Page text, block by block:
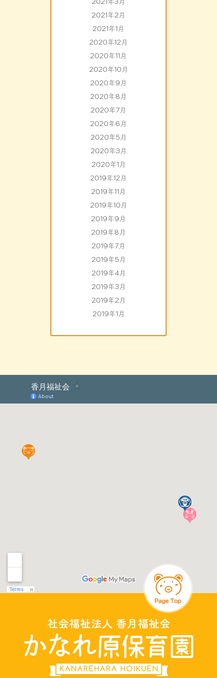
2021年2月
2021年1月
2020年12月
2020年11月
2020年10月
2020年9月
2020年8月
2020年7月
2020年6月
2020年5月
2020年3月
2020年1月
2019年12月
2019年11月
2019年10月
2019年9月
2019年8月
2019年7月
2019年5月
2019年4月
2019年3月
2019年2月
2019年1月